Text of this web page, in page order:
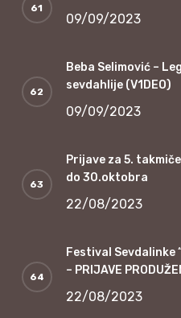
09/09/2023
Beba Selimović –
sevdahlije (V1DEO)
09/09/2023
Prijave za 5.
do 30.oktobra
22/08/2023
Festival Sevdalinke
– PRIJAVE
22/08/2023